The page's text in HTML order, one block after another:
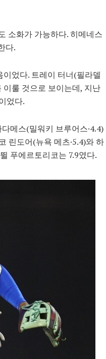
소화가 가능하다. 히메네스
다.
었다. 트레이 터너(필라델
룰 것으로 보이는데, 지난
었다.
메스(밀워키 브루어스·4.4)
린도어(뉴욕 메츠·5.4)와 하
푸에르토리코는 7.9였다.